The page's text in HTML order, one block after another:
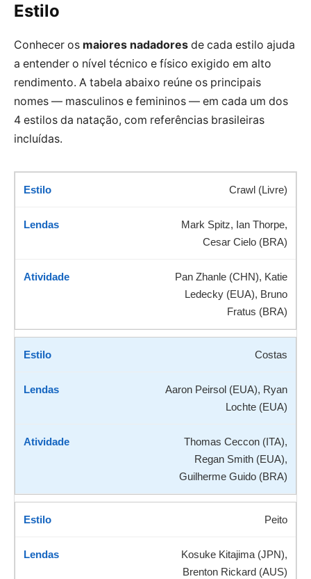
Estilo
Conhecer os maiores nadadores de cada estilo ajuda
a entender o nível técnico e físico exigido em alto
rendimento. A tabela abaixo reúne os principais
nomes — masculinos e femininos — em cada um dos
4 estilos da natação, com referências brasileiras
incluídas.
Crawl (Livre)
Mark Spitz, Ian Thorpe,
Cesar Cielo (BRA)
Pan Zhanle (CHN), Katie
Ledecky (EUA), Bruno
Fratus (BRA)
Costas
Aaron Peirsol (EUA), Ryan
Lochte (EUA)
Thomas Ceccon (ITA),
Regan Smith (EUA),
Guilherme Guido (BRA)
Peito
Kosuke Kitajima (JPN),
Brenton Rickard (AUS)